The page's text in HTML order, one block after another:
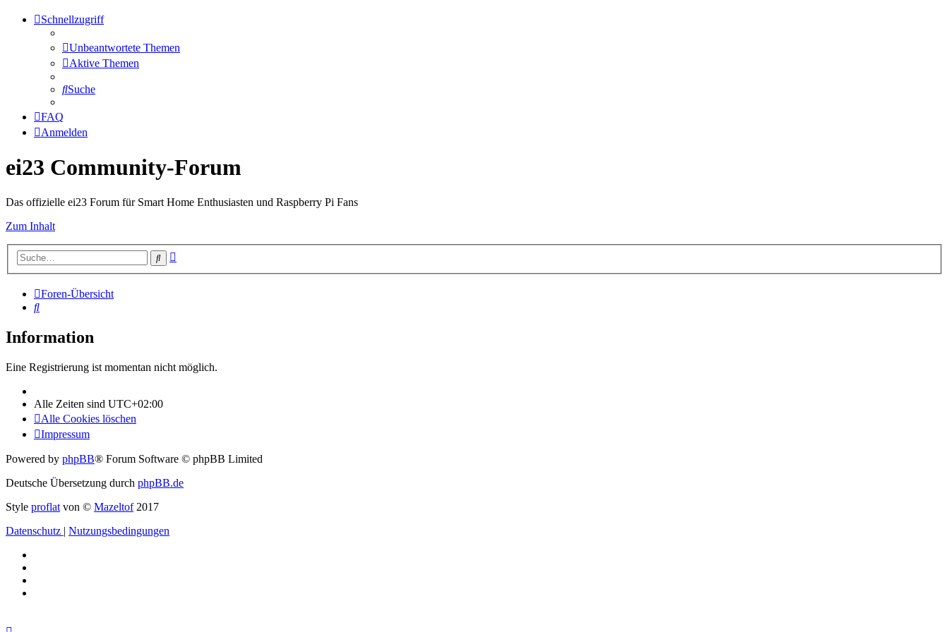
Schnellzugriff
Unbeantwortete Themen
Aktive Themen
Suche
FAQ
Anmelden
ei23 Community-Forum
Das offizielle ei23 Forum für Smart Home Enthusiasten und Raspberry Pi Fans
Zum Inhalt
Suche
Foren-Übersicht
Suche
Information
Eine Registrierung ist momentan nicht möglich.
Alle Zeiten sind UTC+02:00
Alle Cookies löschen
Impressum
Powered by phpBB® Forum Software © phpBB Limited
Deutsche Übersetzung durch phpBB.de
Style proflat von © Mazeltof2017
Datenschutz | Nutzungsbedingungen